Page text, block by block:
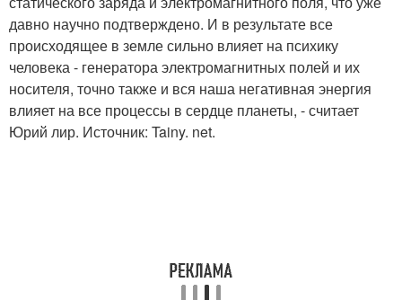
давно научно подтверждено. И в результате все
происходящее в земле сильно влияет на психику
человека - генератора электромагнитных полей и их
носителя, точно также и вся наша негативная энергия
влияет на все процессы в сердце планеты, - считает
Юрий лир. Источник: Tainy. net.